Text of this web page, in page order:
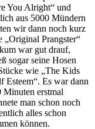
You Alright“ und
aus 5000 Mündern
wir dann noch kurz
„Original Prangster“
war gut drauf,
sogar seine Hosen
wie „The Kids
Esteem“. Es war dann
Minuten erstmal
man schon noch
alles schon
können.